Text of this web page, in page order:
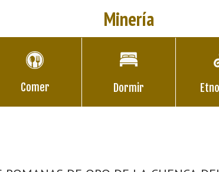
Minería
Comer Dormir